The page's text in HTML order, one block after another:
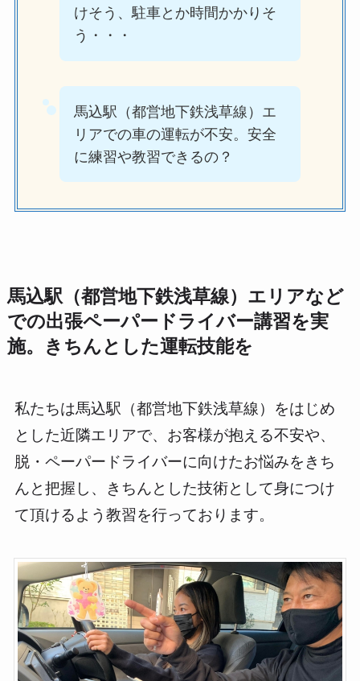
けそう、駐車とか時間かかりそ
う・・・
馬込駅（都営地下鉄浅草線）エ
リアでの車の運転が不安。安全
に練習や教習できるの？
馬込駅（都営地下鉄浅草線）エリアなど
での出張ペーパードライバー講習を実
施。きちんとした運転技能を
私たちは馬込駅（都営地下鉄浅草線）をはじめ
とした近隣エリアで、お客様が抱える不安や、
脱・ペーパードライバーに向けたお悩みをきち
んと把握し、きちんとした技術として身につけ
て頂けるよう教習を行っております。